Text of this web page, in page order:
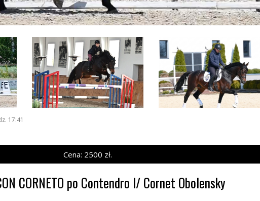
17:41
Cena: 2500 zł.
CORNETO po Contendro I/ Cornet Obolensky